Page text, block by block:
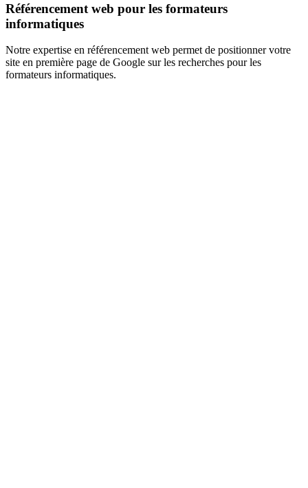
Référencement web pour les formateurs
informatiques
Notre expertise en référencement web permet de positionner votre
site en première page de Google sur les recherches pour les
formateurs informatiques.